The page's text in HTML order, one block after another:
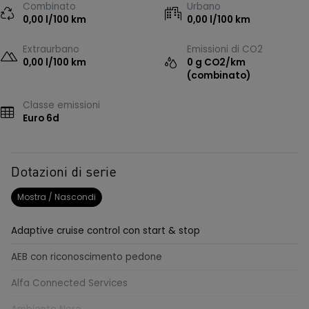
Combinato
0,00 l/100 km
Urbano
0,00 l/100 km
Extraurbano
0,00 l/100 km
Emissioni di CO2
0 g CO2/km
(combinato)
Classe emissioni
Euro 6d
Dotazioni di serie
Mostra / Nascondi
Adaptive cruise control con start & stop
AEB con riconoscimento pedone
Alfa Connected Services